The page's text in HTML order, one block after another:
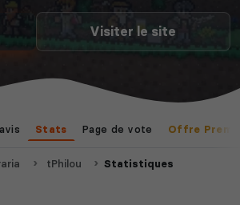
Visiter le site
Stats Page de vote Offre
tPhilou Statistiques